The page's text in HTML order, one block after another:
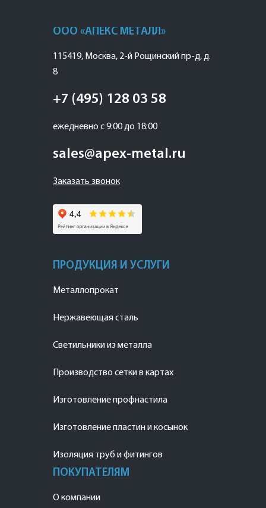
ООО «АПЕКС МЕТАЛЛ»
115419, Москва, 2-й Рощинский пр-д, д.
8
+7 (495) 128 03 58
ежедневно с 9:00 до 18:00
sales@apex-metal.ru
Заказать звонок
ПРОДУКЦИЯ И УСЛУГИ
Металлопрокат
Нержавеющая сталь
Светильники из металла
Производство сетки в картах
Изготовление профнастила
Изготовление пластин и косынок
Изоляция труб и фитингов
ПОКУПАТЕЛЯМ
О компании